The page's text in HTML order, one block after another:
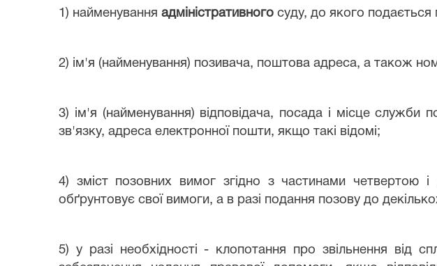
1) найменування адміністративного суду, до якого подається
2) ім'я (найменування) позивача, поштова адреса, а також
3) ім'я (найменування) відповідача, посада і місце
зв'язку, адреса електронної пошти, якщо такі відомі;
4) зміст позовних вимог згідно з частинами четвертою
обґрунтовує свої вимоги, а в разі подання позову до
5) у разі необхідності - клопотання про звільнення від